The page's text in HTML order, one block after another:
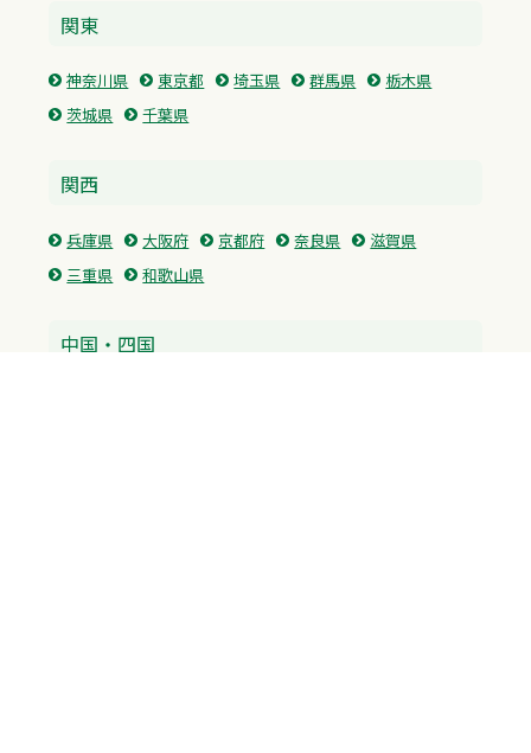
関東
神奈川県 東京都 埼玉県 群馬県
栃木県
茨城県
千葉県
関西
兵庫県 大阪府 京都府 奈良県
滋賀県
三重県
和歌山県
中国・四国